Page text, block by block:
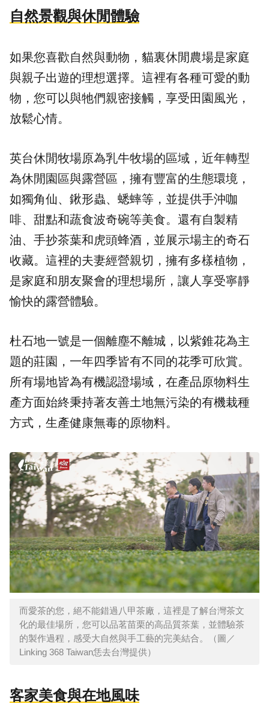
自然景觀與休閒體驗
如果您喜歡自然與動物，貓裏休閒農場是家庭
與親子出遊的理想選擇。這裡有各種可愛的動
物，您可以與牠們親密接觸，享受田園風光，
放鬆心情。
英台休閒牧場原為乳牛牧場的區域，近年轉型
為休閒園區與露營區，擁有豐富的生態環境，
如獨角仙、鍬形蟲、蟋蟀等，並提供手沖咖
啡、甜點和蔬食波奇碗等美食。還有自製精
油、手抄茶葉和虎頭蜂酒，並展示場主的奇石
收藏。這裡的夫妻經營親切，擁有多樣植物，
是家庭和朋友聚會的理想場所，讓人享受寧靜
愉快的露營體驗。
杜石地一號是一個離塵不離城，以紫錐花為主
題的莊園，一年四季皆有不同的花季可欣賞。
所有場地皆為有機認證場域，在產品原物料生
產方面始終秉持著友善土地無污染的有機栽種
方式，生產健康無毒的原物料。
而愛茶的您，絕不能錯過八甲茶廠，這裡是了解台灣茶文
化的最佳場所，您可以品茗苗栗的高品質茶葉，並體驗茶
的製作過程，感受大自然與手工藝的完美結合。（圖／
Linking 368 Taiwan恁去台灣提供）
客家美食與在地風味